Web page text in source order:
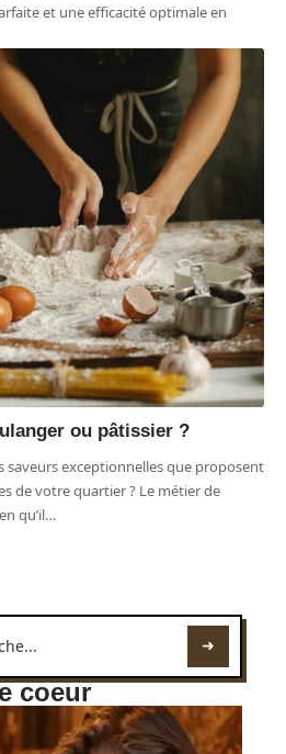
et une efficacité optimale en
ou pâtissier ?
saveurs exceptionnelles que proposent
de votre quartier ? Le métier de
qu’il…
coeur